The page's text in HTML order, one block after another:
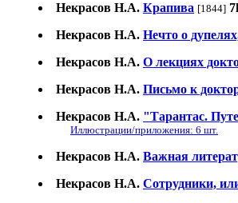
Некрасов Н.А. Крапива [1844]
Некрасов Н.А. Нечто о
Некрасов Н.А. О лекциях
Некрасов Н.А. Письмо к
Некрасов Н.А. "Тарантас.
Иллюстрации/приложения: 6 шт.
Некрасов Н.А. Важная
Некрасов Н.А. Сотрудники,